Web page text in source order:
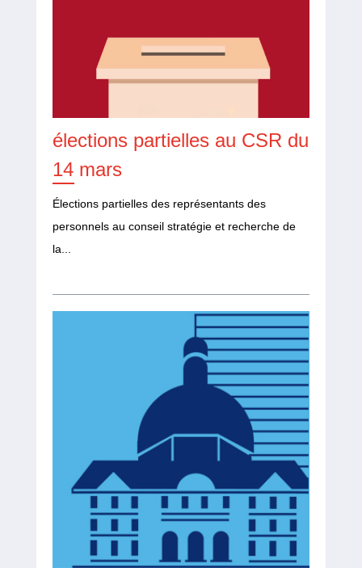
élections partielles au CSR du
14 mars
Élections partielles des représentants des
personnels au conseil stratégie et recherche de
la...